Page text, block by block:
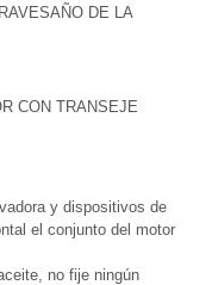
DE LA
CON TRANSEJE
y dispositivos de
el conjunto del motor
no fije ningún